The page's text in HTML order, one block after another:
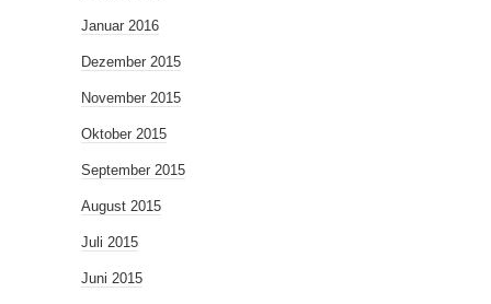
Januar 2016
Dezember 2015
November 2015
Oktober 2015
September 2015
August 2015
Juli 2015
Juni 2015